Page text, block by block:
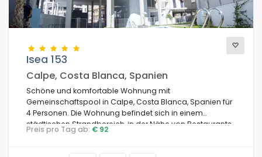
Isea 153
Calpe, Costa Blanca, Spanien
Schöne und komfortable Wohnung mit
Gemeinschaftspool in Calpe, Costa Blanca, Spanien für
4 Personen. Die Wohnung befindet sich in einem
städtischen Strandbereich, in der Nähe von Restaurants
und Bars, Geschäften und Supermärkten, und ist 100 m
Preis pro Tag ab: € 92